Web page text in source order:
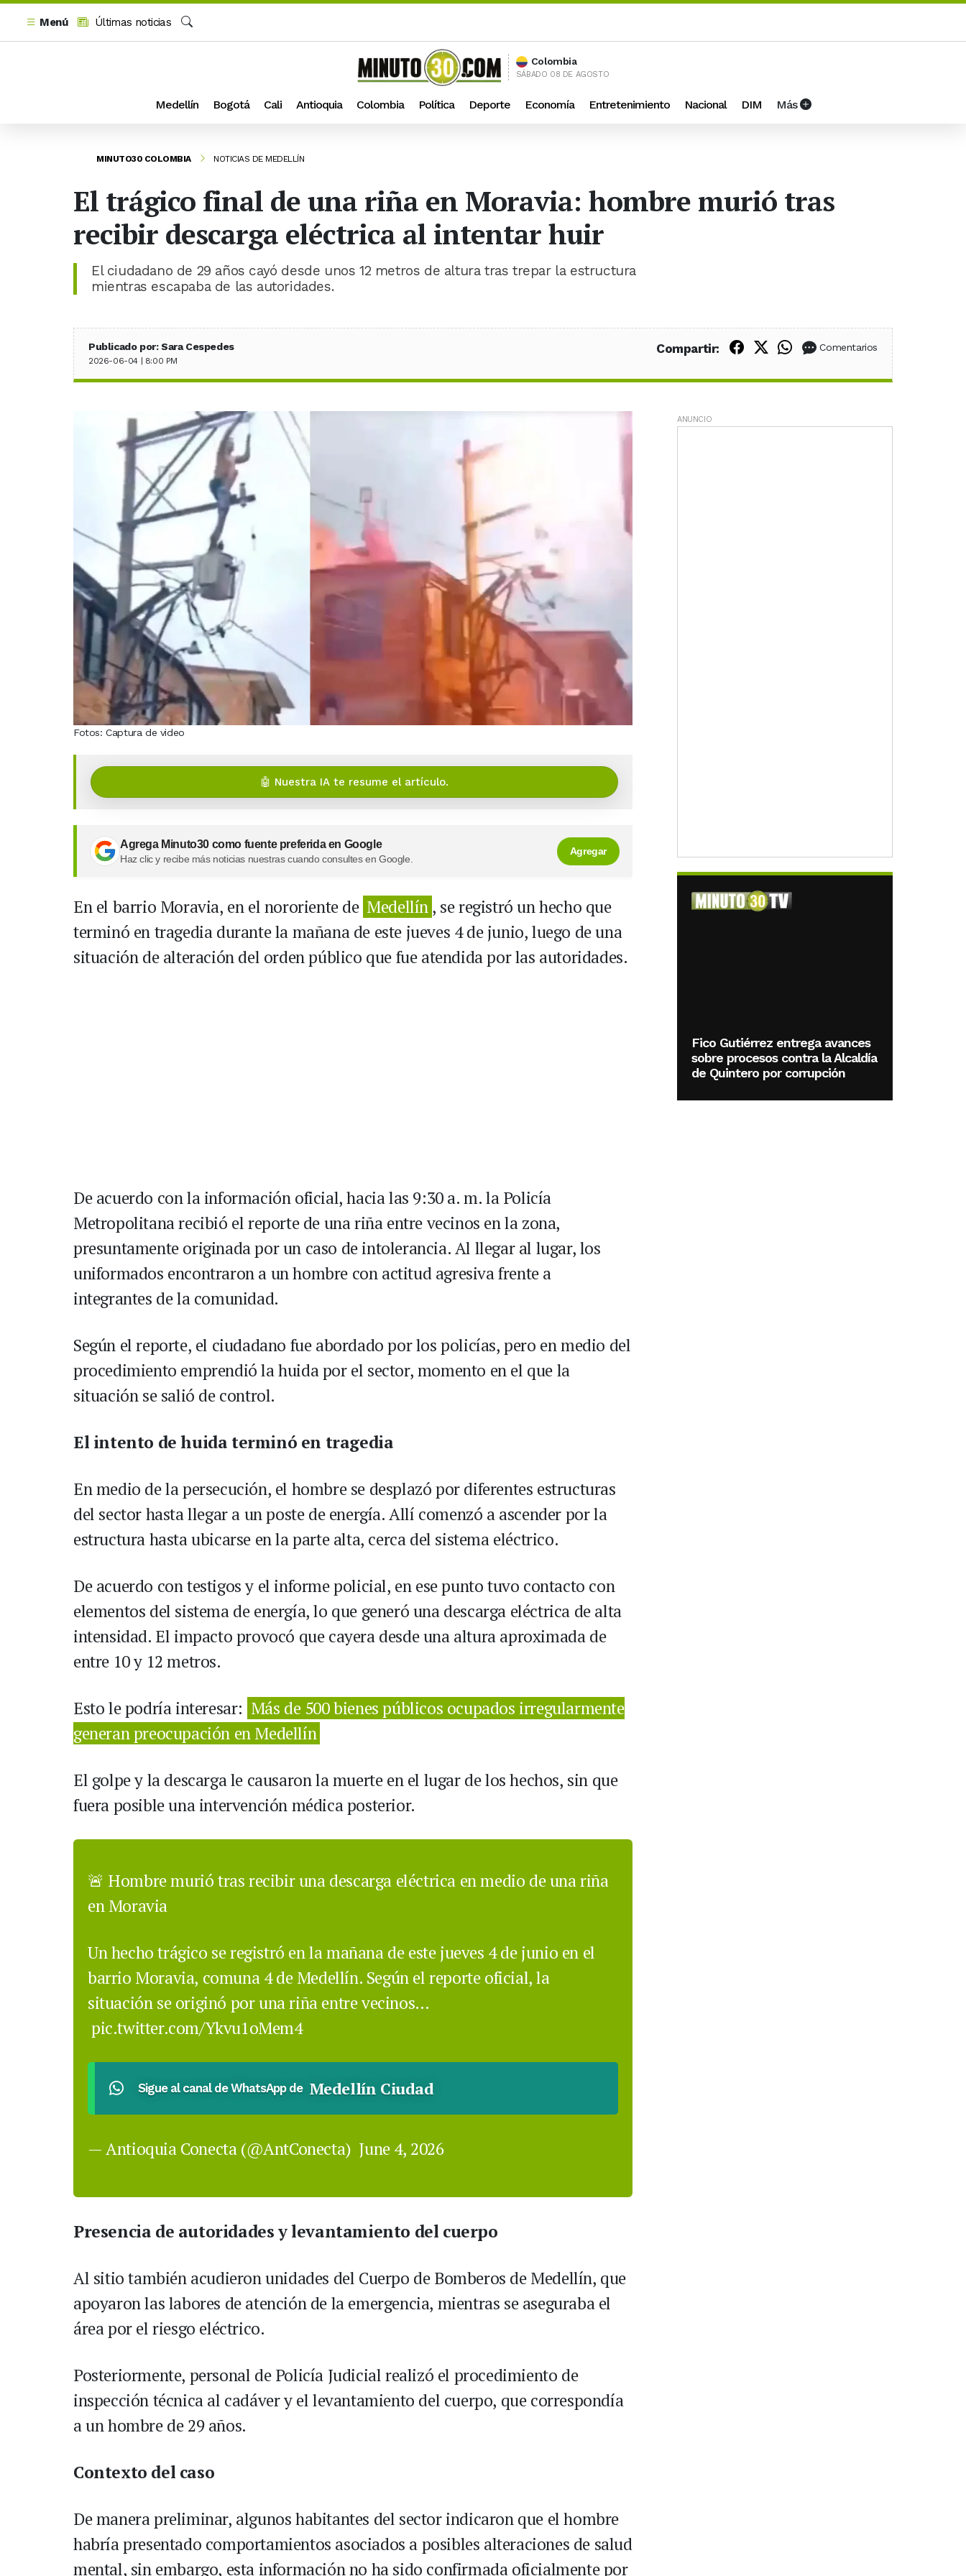
Menú
Últimas noticias
Buscar
Colombia
SÁBADO 08 DE AGOSTO
Medellín Bogotá Cali Antioquia Colombia Política Deporte Economía Entretenimiento Nacional DIM Más
MINUTO30 COLOMBIA NOTICIAS DE MEDELLÍN
El trágico final de una riña en Moravia: hombre murió tras
recibir descarga eléctrica al intentar huir
El ciudadano de 29 años cayó desde unos 12 metros de altura tras trepar la estructura
mientras escapaba de las autoridades.
Publicado por: Sara Cespedes
2026-06-04 | 8:00 PM
Compartir: Compartir en Facebook
Compartir en X (Twitter)
Compartir en WhatsApp
Comentarios
Fotos: Captura de video
🤖 Nuestra IA te resume el artículo.
Agrega Minuto30 como fuente preferida en Google
Haz clic y recibe más noticias nuestras cuando consultes en Google.
Agregar
En el barrio Moravia, en el nororiente de Medellín, se registró un hecho que
terminó en tragedia durante la mañana de este jueves 4 de junio, luego de una
situación de alteración del orden público que fue atendida por las autoridades.
De acuerdo con la información oficial, hacia las 9:30 a. m. la Policía
Metropolitana recibió el reporte de una riña entre vecinos en la zona,
presuntamente originada por un caso de intolerancia. Al llegar al lugar, los
uniformados encontraron a un hombre con actitud agresiva frente a
integrantes de la comunidad.
Según el reporte, el ciudadano fue abordado por los policías, pero en medio del
procedimiento emprendió la huida por el sector, momento en el que la
situación se salió de control.
El intento de huida terminó en tragedia
En medio de la persecución, el hombre se desplazó por diferentes estructuras
del sector hasta llegar a un poste de energía. Allí comenzó a ascender por la
estructura hasta ubicarse en la parte alta, cerca del sistema eléctrico.
De acuerdo con testigos y el informe policial, en ese punto tuvo contacto con
elementos del sistema de energía, lo que generó una descarga eléctrica de alta
intensidad. El impacto provocó que cayera desde una altura aproximada de
entre 10 y 12 metros.
Esto le podría interesar: Más de 500 bienes públicos ocupados irregularmente
generan preocupación en Medellín
El golpe y la descarga le causaron la muerte en el lugar de los hechos, sin que
fuera posible una intervención médica posterior.
🚨 Hombre murió tras recibir una descarga eléctrica en medio de una riña
en Moravia
Un hecho trágico se registró en la mañana de este jueves 4 de junio en el
barrio Moravia, comuna 4 de Medellín. Según el reporte oficial, la
situación se originó por una riña entre vecinos…
pic.twitter.com/Ykvu1oMem4
Sigue al canal de WhatsApp de Medellín Ciudad
— Antioquia Conecta (@AntConecta) June 4, 2026
Presencia de autoridades y levantamiento del cuerpo
Al sitio también acudieron unidades del Cuerpo de Bomberos de Medellín, que
apoyaron las labores de atención de la emergencia, mientras se aseguraba el
área por el riesgo eléctrico.
Posteriormente, personal de Policía Judicial realizó el procedimiento de
inspección técnica al cadáver y el levantamiento del cuerpo, que correspondía
a un hombre de 29 años.
Contexto del caso
De manera preliminar, algunos habitantes del sector indicaron que el hombre
habría presentado comportamientos asociados a posibles alteraciones de salud
mental, sin embargo, esta información no ha sido confirmada oficialmente por
ANUNCIO
Fico Gutiérrez entrega avances
sobre procesos contra la Alcaldía
de Quintero por corrupción